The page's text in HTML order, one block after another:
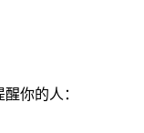
你的人：